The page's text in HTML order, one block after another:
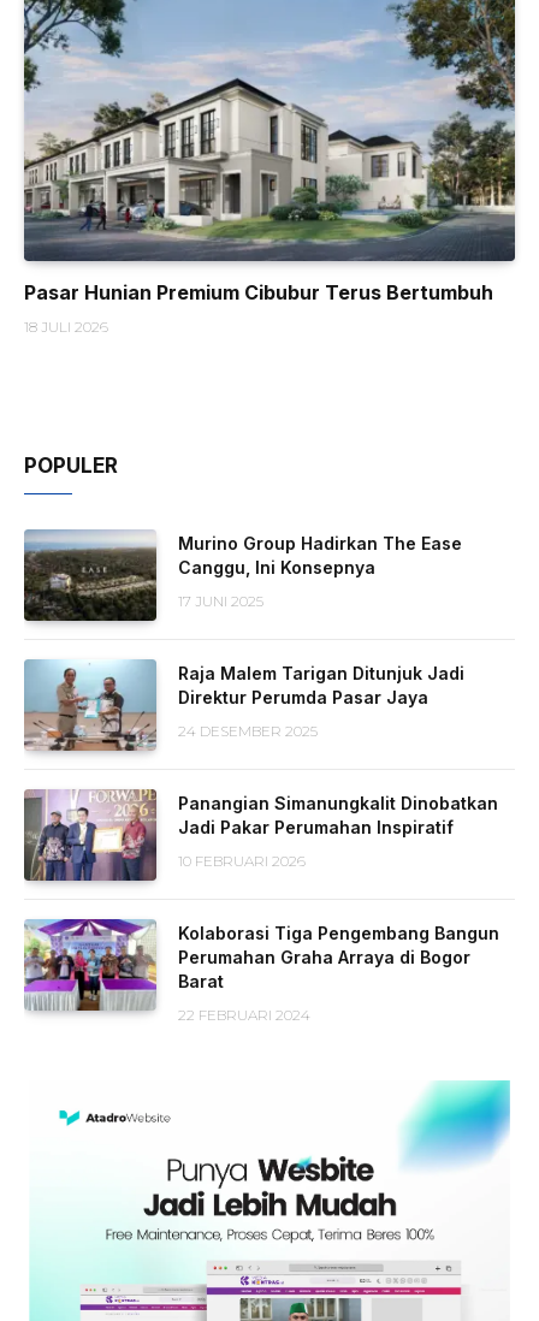
Pasar Hunian Premium Cibubur Terus Bertumbuh
18 JULI 2026
POPULER
Murino Group Hadirkan The Ease
Canggu, Ini Konsepnya
17 JUNI 2025
Raja Malem Tarigan Ditunjuk Jadi
Direktur Perumda Pasar Jaya
24 DESEMBER 2025
Panangian Simanungkalit Dinobatkan
Jadi Pakar Perumahan Inspiratif
10 FEBRUARI 2026
Kolaborasi Tiga Pengembang Bangun
Perumahan Graha Arraya di Bogor
Barat
22 FEBRUARI 2024